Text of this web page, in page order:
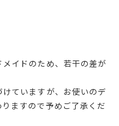
イドのため、若干の差が
ていますが、お使いのデ
ますので予めご了承くだ